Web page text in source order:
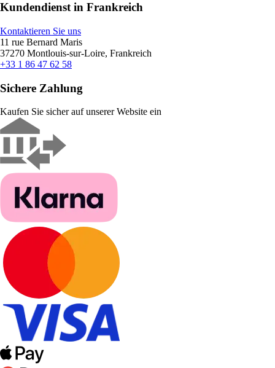
Kundendienst in Frankreich
Kontaktieren Sie uns
11 rue Bernard Maris
37270 Montlouis-sur-Loire, Frankreich
+33 1 86 47 62 58
Sichere Zahlung
Kaufen Sie sicher auf unserer Website ein